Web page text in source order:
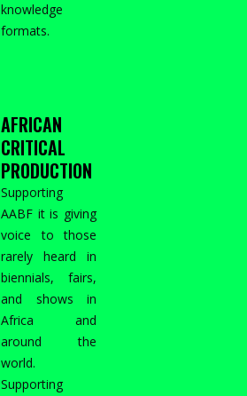
knowledge
formats.
AFRICAN
CRITICAL
PRODUCTION
Supporting
AABF it is giving
voice to those
rarely heard in
biennials, fairs,
and shows in
Africa and
around the
world.
Supporting